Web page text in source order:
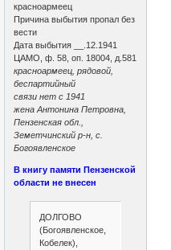
красноармеец
Причина выбытия пропал без
вести
Дата выбытия __.12.1941
ЦАМО, ф. 58, оп. 18004, д.581
красноармеец, рядовой,
беспартийный
связи нет с 1941
жена Антонина Петровна,
Пензенская обл.,
Земетчинский р-н, с.
Богоявленское
В книгу памяти Пензенской
области не внесен
ДОЛГОВО
(Богоявленское,
Кобелек),